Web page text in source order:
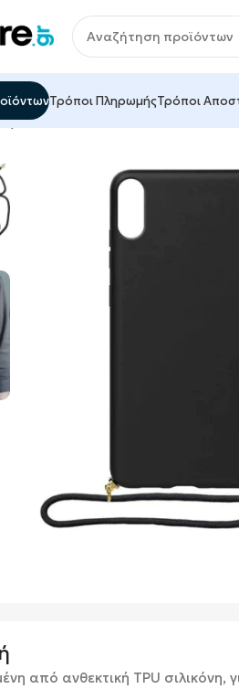
Τρόποι ΠληρωμήςΤρόποι
Κινητών & Tablet
από ανθεκτική TPU